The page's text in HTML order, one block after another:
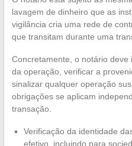
lavagem de dinheiro que as
vigilância cria uma rede de
que transitam durante uma
Concretamente, o notário
da operação, verificar a
sinalizar qualquer operação
obrigações se aplicam
transação.
Verificação da identidade
efetivo, incluindo para